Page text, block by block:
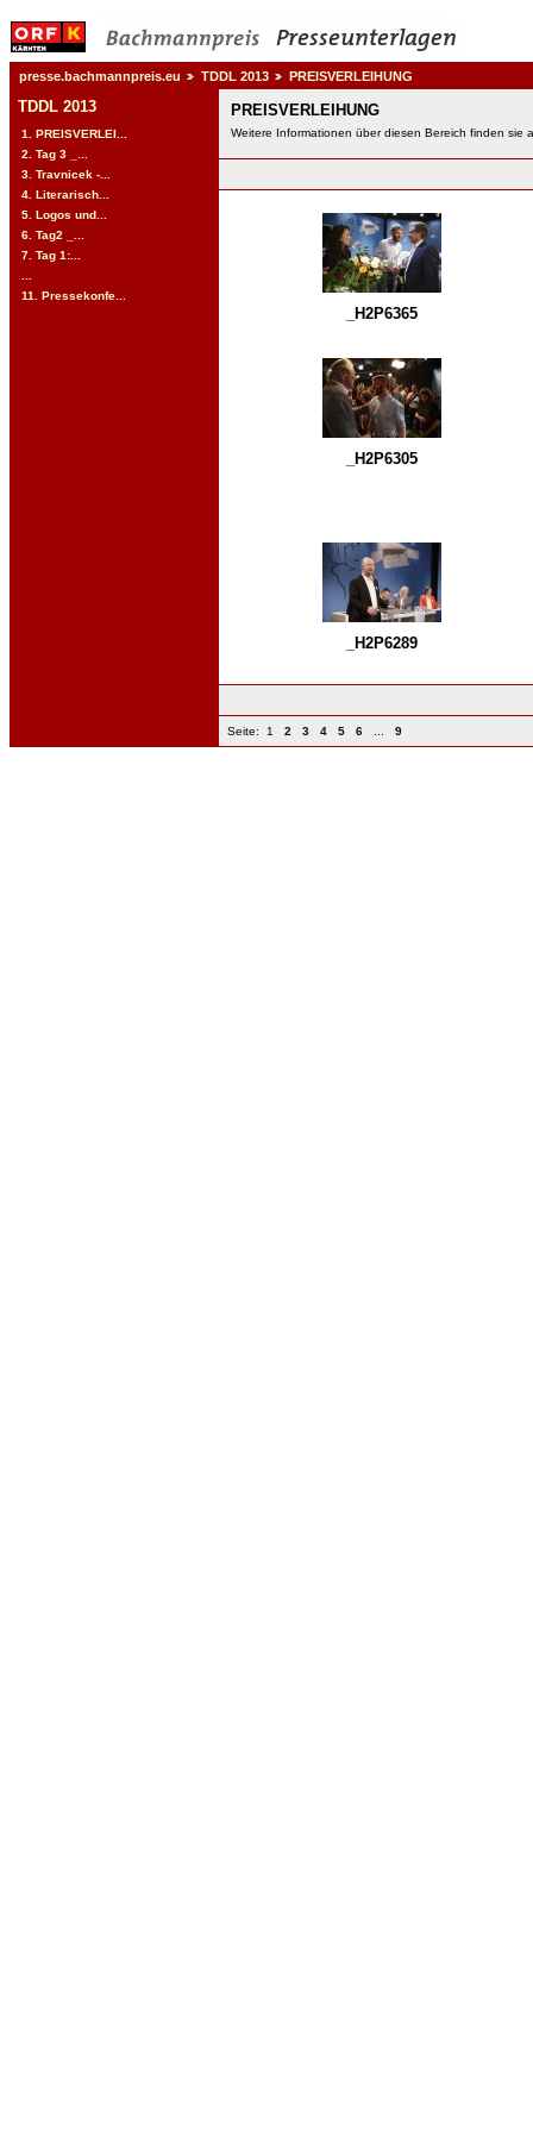
presse.bachmannpreis.eu TDDL 2013 PREISVERLEIHUNG
TDDL 2013
1. PREISVERLEI...
2. Tag 3 _...
3. Travnicek -...
4. Literarisch...
5. Logos und...
6. Tag2 _...
7. Tag 1:...
11. Pressekonfe...
PREISVERLEIHUNG
Weitere Informationen über diesen Bereich finden sie
_H2P6365
_H2P6305
_H2P6289
Seite: 1 2 3 4 5 6 9